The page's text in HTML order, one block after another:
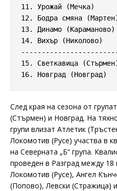
11. Урожай (Мечка)
12. Бодра смяна
13. Динамо
14. Вихър
15. Светкавица
След края на сезона от
(Стърмен) и Новград. На
групи влизат Атлетик
Локомотив (Русе) участва в
на Северната „Б“ група.
проведен в Разград между 18
Локомотив (Русе), Ангел
(Попово), Левски (Стражица)